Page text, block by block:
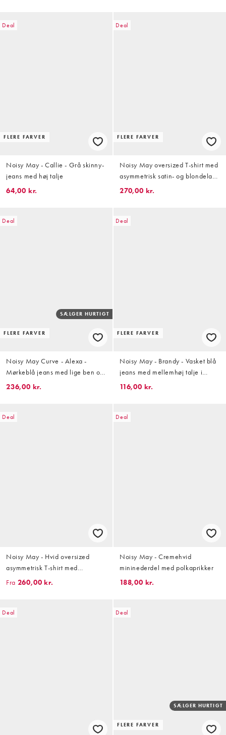
Deal
FLERE FARVER
Noisy May - Callie - Grå skinny-
jeans med høj talje
64,00 kr.
Deal
FLERE FARVER
Noisy May oversized T-shirt med
asymmetrisk satin- og blondelag
underkant i sort zebra
270,00 kr.
Deal
FLERE FARVER
SÆLGER HURTIGT
Noisy May Curve - Alexa -
Mørkeblå jeans med lige ben og
mellemhøj talje
236,00 kr.
Deal
FLERE FARVER
Noisy May - Brandy - Vasket blå
jeans med mellemhøj talje i
løstsiddende pasform
116,00 kr.
Deal
Noisy May - Hvid oversized
asymmetrisk T-shirt med
blondekant
Fra 260,00 kr.
Deal
Noisy May - Cremehvid
mininederdel med polkaprikker
188,00 kr.
Deal Deal
FLERE FARVER
SÆLGER HURTIGT